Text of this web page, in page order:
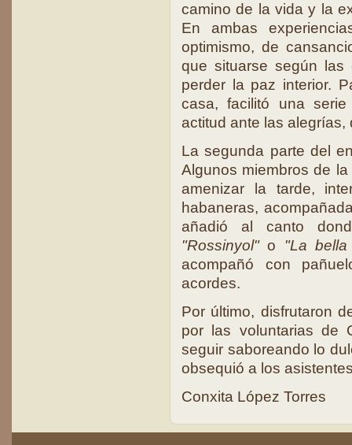
camino de la vida y la
En ambas
optimismo, de
que situarse según
perder la paz interior.
casa, facilitó una
actitud ante las alegrías,
La segunda parte del
Algunos miembros de
amenizar la tarde,
habaneras,
añadió al canto
"Rossinyol"o "La
acompañó con
acordes.
Por último, disfrutaron
por las voluntarias de
seguir saboreando lo
obsequió a los
Conxita López Torres